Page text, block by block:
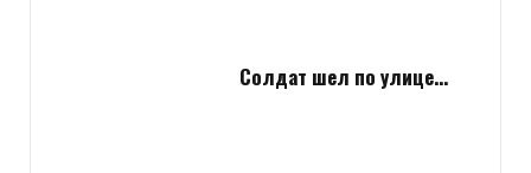
Солдат шел по улице…